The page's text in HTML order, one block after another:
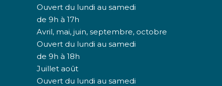
Ouvert du lundi au samedi
de 9h à 17h
Avril, mai, juin, septembre, octobre
Ouvert du lundi au samedi
de 9h à 18h
Juillet août
Ouvert du lundi au samedi